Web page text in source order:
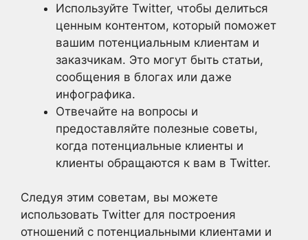
Используйте Twitter, чтобы делиться
ценным контентом, который поможет
вашим потенциальным клиентам и
заказчикам. Это могут быть статьи,
сообщения в блогах или даже
инфографика.
Отвечайте на вопросы и
предоставляйте полезные советы,
когда потенциальные клиенты и
клиенты обращаются к вам в Twitter.
Следуя этим советам, вы можете
использовать Twitter для построения
отношений с потенциальными клиентами и